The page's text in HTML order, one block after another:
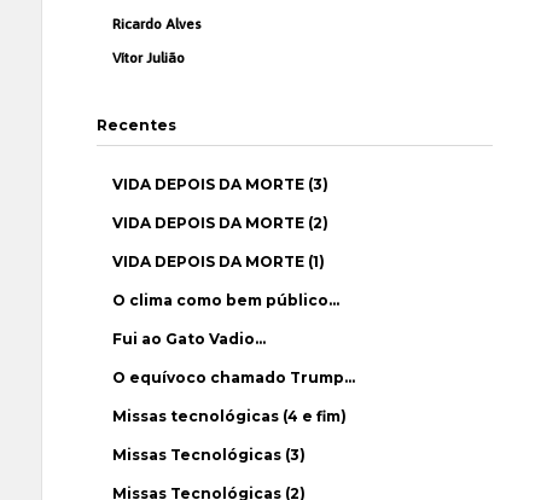
Ricardo Alves
Vítor Julião
Recentes
VIDA DEPOIS DA MORTE (3)
VIDA DEPOIS DA MORTE (2)
VIDA DEPOIS DA MORTE (1)
O clima como bem público…
Fui ao Gato Vadio…
O equívoco chamado Trump…
Missas tecnológicas (4 e fim)
Missas Tecnológicas (3)
Missas Tecnológicas (2)